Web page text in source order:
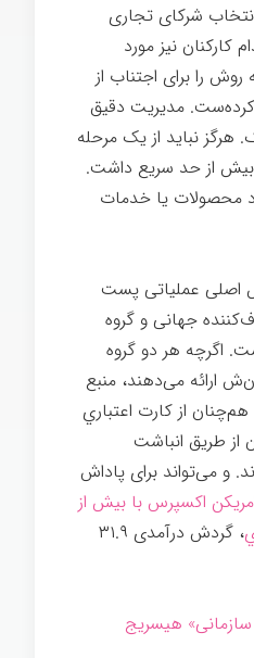
شرکای تجاری
کارکنان نیز مورد
را برای اجتناب از
کرده‌ست. مدیریت دقیق
نبايد از یک مرحله
از حد سریع داشت.
محصولات یا خدمات
اصلی عملیاتی پست
جهانی و گروه
اگرچه هر دو گروه
ارائه می‌دهند، منبع
از کارت اعتباري
از طریق انباشت
و می‌تواند برای پاداش
اکسپرس با بیش از
، گردش درآمدی ۳۱.۹
سازمانی» هیسریج